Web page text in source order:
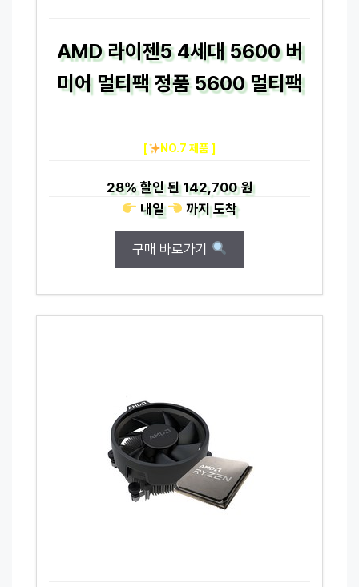
AMD 라이젠5 4세대 5600 버
미어 멀티팩 정품 5600 멀티팩
[ NO.7 제품 ]
28%할인 된142,700 원
내일
까지도착
구매 바로가기